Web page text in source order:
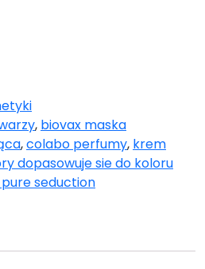
, biovax maska
,colabo perfumy, krem
dopasowuje sie do koloru
seduction